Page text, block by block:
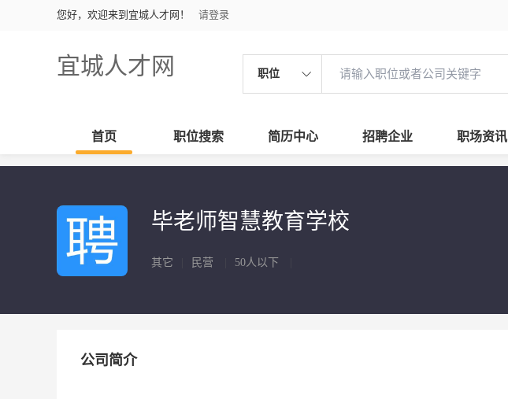
您好，欢迎来到宜城人才网！ 请登录
宜城人才网 职位
首页 职位搜索 简历中心 招聘企业 职场资讯
毕老师智慧教育学校
其它 民营 50人以下
公司简介